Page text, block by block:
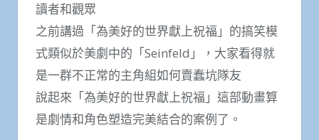
讀者和觀眾
之前講過「為美好的世界獻上祝福」的搞笑模
式類似於美劇中的「Seinfeld」，大家看得就
是一群不正常的主角組如何賣蠢坑隊友
說起來「為美好的世界獻上祝福」這部動畫算
是劇情和角色塑造完美結合的案例了。